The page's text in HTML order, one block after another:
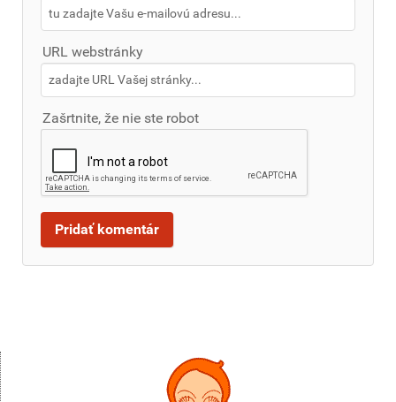
URL webstránky
Zašrtnite, že nie ste robot